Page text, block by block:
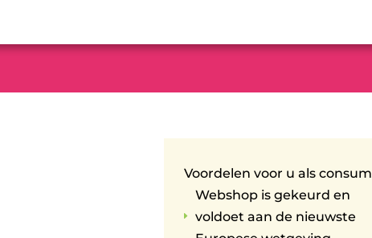
Voordelen voor u als
E
Webshop is gekeurd en
voldoet aan de nieuwste